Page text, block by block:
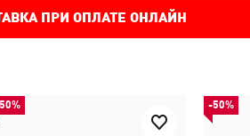
ПРИ ОПЛАТЕ ОНЛАЙН
-50%